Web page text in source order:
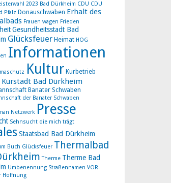
2023 Bad Dürkheim CDU CDU
Pfalz Donauschwaben Erhalt des
Frauen wagen Frieden
Gesundheitsstadt Bad
Glücksfeuer Heimat HOG
Informationen
Kultur Kurbetrieb
Kurstadt Bad Dürkheim
Banater Schwaben
der Banater Schwaben
Netzwerk Presse
Sehnsucht die mich trägt
Staatsbad Bad Dürkheim
Buch Glücksfeuer Thermalbad
Therme Therme Bad
Umbenennung Straßennamen VOR-
Hoffnung